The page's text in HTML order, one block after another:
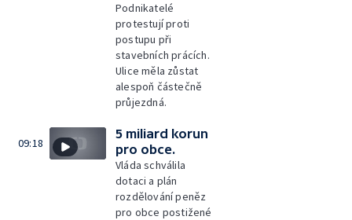
Podnikatelé
protestují proti
postupu při
stavebních prácích.
Ulice měla zůstat
alespoň částečně
průjezdná.
09:18
5 miliard korun
pro obce.
Vláda schválila
dotaci a plán
rozdělování peněz
pro obce postižené